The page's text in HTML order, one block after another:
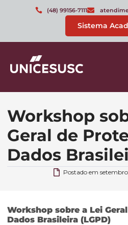
(48) 99156-7111
Sistema
Workshop
Geral de
Dados
Postado em
Workshop sobre a Lei
Dados Brasileira (LGPD)